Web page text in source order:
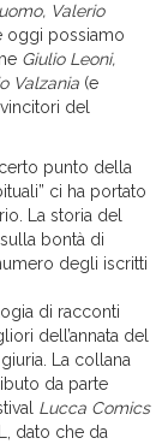
Valerio
oggi possiamo
Giulio Leoni,
Valzania (e
del
punto della
ci ha portato
La storia del
bontà di
degli iscritti
di racconti
dell’annata del
La collana
da parte
Lucca Comics
dato che da